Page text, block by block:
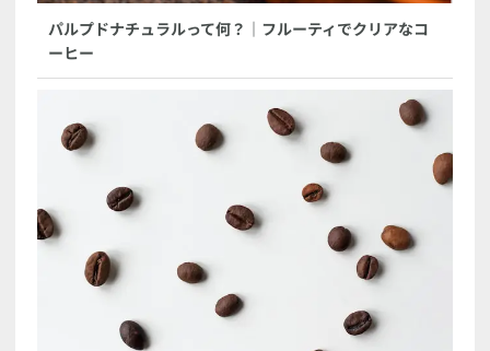
パルプドナチュラルって何？｜フルーティでクリアなコ
ーヒー